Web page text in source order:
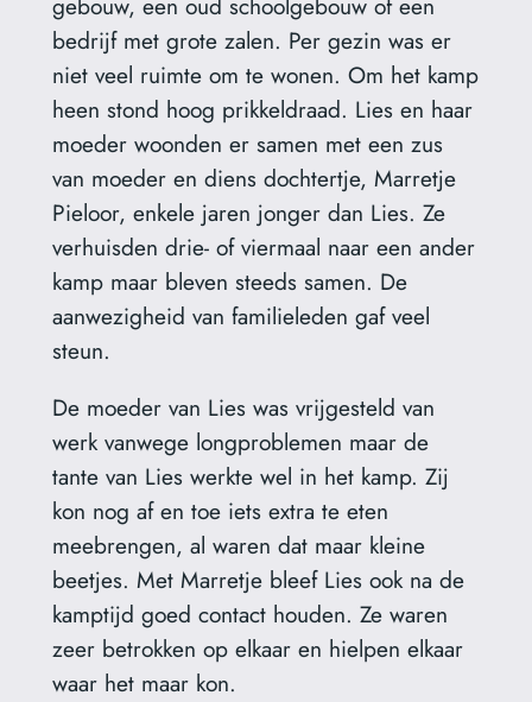
bedrijf met grote zalen. Per gezin was er
niet veel ruimte om te wonen. Om het kamp
heen stond hoog prikkeldraad. Lies en haar
moeder woonden er samen met een zus
van moeder en diens dochtertje, Marretje
Pieloor, enkele jaren jonger dan Lies. Ze
verhuisden drie- of viermaal naar een ander
kamp maar bleven steeds samen. De
aanwezigheid van familieleden gaf veel
steun.
De moeder van Lies was vrijgesteld van
werk vanwege longproblemen maar de
tante van Lies werkte wel in het kamp. Zij
kon nog af en toe iets extra te eten
meebrengen, al waren dat maar kleine
beetjes. Met Marretje bleef Lies ook na de
kamptijd goed contact houden. Ze waren
zeer betrokken op elkaar en hielpen elkaar
waar het maar kon.